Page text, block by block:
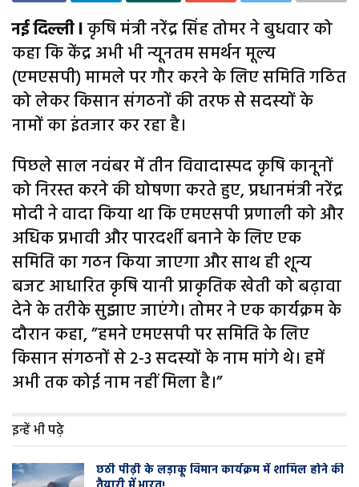
नई दिल्ली lकृषि मंत्री नरेंद्र सिंह तोमर ने बुधवार को
कहा कि केंद्र अभी भी न्यूनतम समर्थन मूल्य
(एमएसपी) मामले पर गौर करने के लिए समिति गठित
को लेकर किसान संगठनों की तरफ से सदस्यों के
नामों का इंतजार कर रहा है।
पिछले साल नवंबर में तीन विवादास्पद कृषि कानूनों
को निरस्त करने की घोषणा करते हुए, प्रधानमंत्री नरेंद्र
मोदी ने वादा किया था कि एमएसपी प्रणाली को और
अधिक प्रभावी और पारदर्शी बनाने के लिए एक
समिति का गठन किया जाएगा और साथ ही शून्य
बजट आधारित कृषि यानी प्राकृतिक खेती को बढ़ावा
देने के तरीके सुझाए जाएंगे। तोमर ने एक कार्यक्रम के
दौरान कहा, ”हमने एमएसपी पर समिति के लिए
किसान संगठनों से 2-3 सदस्यों के नाम मांगे थे। हमें
अभी तक कोई नाम नहीं मिला है।”
इन्हें भी पढ़े
छठी पीढ़ी के लड़ाकू विमान कार्यक्रम में शामिल होने की